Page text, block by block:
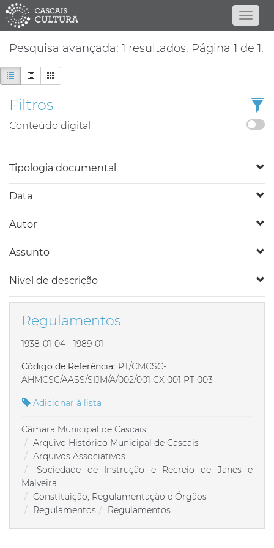
Pesquisa avançada: 1 resultados. Página 1 de 1.
Filtros
Conteúdo digital
Tipologia documental
Data
Autor
Assunto
Nivel de descrição
Regulamentos
1938-01-04 - 1989-01
Código de Referência: PT/CMCSC-
AHMCSC/AASS/SIJM/A/002/001 CX 001 PT 003
Adicionar à lista
Câmara Municipal de Cascais
Arquivo Histórico Municipal de Cascais
Arquivos Associativos
Sociedade de Instrução e Recreio de Janes e
Malveira
Constituição, Regulamentação e Órgãos
Regulamentos
Regulamentos